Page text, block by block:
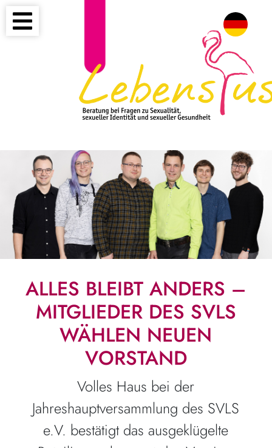
ALLES BLEIBT ANDERS –
MITGLIEDER DES SVLS
WÄHLEN NEUEN
VORSTAND
Volles Haus bei der
Jahreshauptversammlung des SVLS
e.V. bestätigt das ausgeklügelte